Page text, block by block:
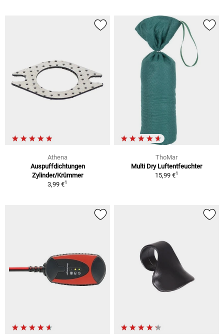
Athena
Auspuffdichtungen
Zylinder/Krümmer
3,99 €1
ThoMar
Multi Dry Luftentfeuchter
15,99 €1